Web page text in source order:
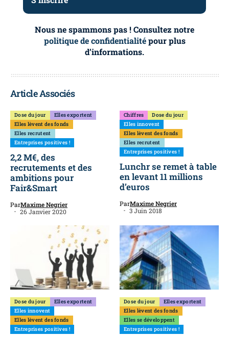
Nous ne spammons pas ! Consultez notre
politique de confidentialitépour plus
d’informations.
Article Associés
Dose du jour
Elles exportent
Elles lèvent des fonds
Elles recrutent
Entreprises positives !
2,2 M€, des
recrutements et des
ambitions pour
Fair&Smart
ParMaxime Negrier
26 Janvier 2020
Chiffres
Dose du jour
Elles innovent
Elles lèvent des fonds
Elles recrutent
Entreprises positives !
Lunchr se remet à table
en levant 11 millions
d’euros
ParMaxime Negrier
3 Juin 2018
Dose du jour
Elles exportent
Elles innovent
Elles lèvent des fonds
Entreprises positives !
Dose du jour
Elles exportent
Elles lèvent des fonds
Elles se développent
Entreprises positives !